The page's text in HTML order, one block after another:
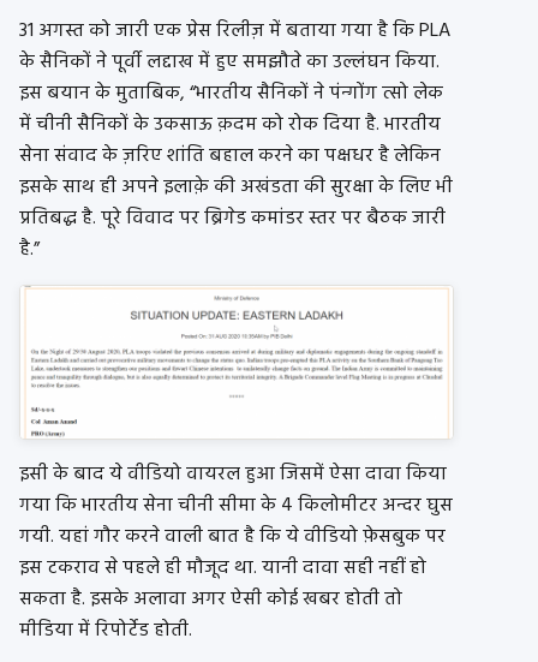
31 अगस्त को जारी एक प्रेस रिलीज़ में बताया गया है कि PLA
के सैनिकों ने पूर्वी लद्दाख में हुए समझौते का उल्लंघन किया.
इस बयान के मुताबिक, “भारतीय सैनिकों ने पंन्गोंग त्सो लेक
में चीनी सैनिकों के उकसाऊ क़दम को रोक दिया है. भारतीय
सेना संवाद के ज़रिए शांति बहाल करने का पक्षधर है लेकिन
इसके साथ ही अपने इलाक़े की अखंडता की सुरक्षा के लिए भी
प्रतिबद्ध है. पूरे विवाद पर ब्रिगेड कमांडर स्तर पर बैठक जारी
है.”
इसी के बाद ये वीडियो वायरल हुआ जिसमें ऐसा दावा किया
गया कि भारतीय सेना चीनी सीमा के 4 किलोमीटर अन्दर घुस
गयी. यहां गौर करने वाली बात है कि ये वीडियो फ़ेसबुक पर
इस टकराव से पहले ही मौजूद था. यानी दावा सही नहीं हो
सकता है. इसके अलावा अगर ऐसी कोई खबर होती तो
मीडिया में रिपोर्टेड होती.